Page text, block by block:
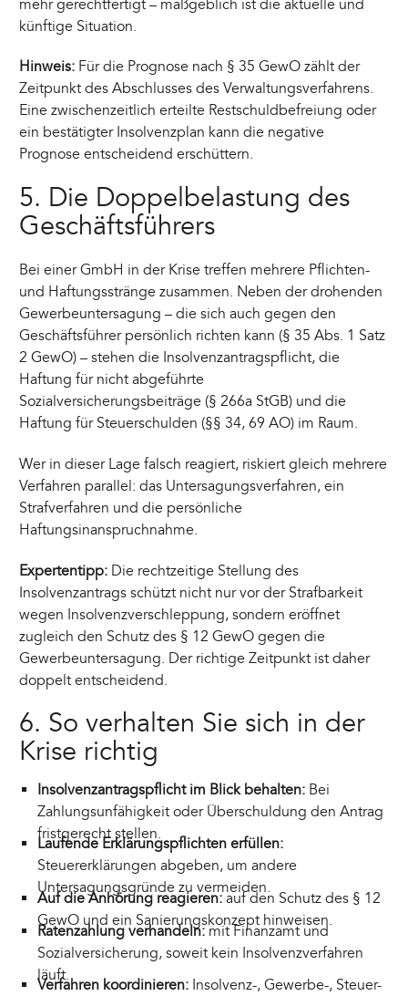
mehr gerechtfertigt – maßgeblich ist die aktuelle und
künftige Situation.
Hinweis: Für die Prognose nach § 35 GewO zählt der
Zeitpunkt des Abschlusses des Verwaltungsverfahrens.
Eine zwischenzeitlich erteilte Restschuldbefreiung oder
ein bestätigter Insolvenzplan kann die negative
Prognose entscheidend erschüttern.
5. Die Doppelbelastung des
Geschäftsführers
Bei einer GmbH in der Krise treffen mehrere Pflichten-
und Haftungsstränge zusammen. Neben der drohenden
Gewerbeuntersagung – die sich auch gegen den
Geschäftsführer persönlich richten kann (§ 35 Abs. 1 Satz
2 GewO) – stehen die Insolvenzantragspflicht, die
Haftung für nicht abgeführte
Sozialversicherungsbeiträge (§ 266a StGB) und die
Haftung für Steuerschulden (§§ 34, 69 AO) im Raum.
Wer in dieser Lage falsch reagiert, riskiert gleich mehrere
Verfahren parallel: das Untersagungsverfahren, ein
Strafverfahren und die persönliche
Haftungsinanspruchnahme.
Expertentipp: Die rechtzeitige Stellung des
Insolvenzantrags schützt nicht nur vor der Strafbarkeit
wegen Insolvenzverschleppung, sondern eröffnet
zugleich den Schutz des § 12 GewO gegen die
Gewerbeuntersagung. Der richtige Zeitpunkt ist daher
doppelt entscheidend.
6. So verhalten Sie sich in der
Krise richtig
Insolvenzantragspflicht im Blick behalten:Bei
Zahlungsunfähigkeit oder Überschuldung den Antrag
fristgerecht stellen.
Laufende Erklärungspflichten erfüllen:
Steuererklärungen abgeben, um andere
Untersagungsgründe zu vermeiden.
Auf die Anhörung reagieren:auf den Schutz des § 12
GewO und ein Sanierungskonzept hinweisen.
Ratenzahlung verhandeln:mit Finanzamt und
Sozialversicherung, soweit kein Insolvenzverfahren
läuft.
Verfahren koordinieren:Insolvenz-, Gewerbe-, Steuer-